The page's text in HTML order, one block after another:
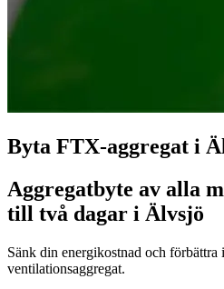
Byta FTX-aggregat i
Aggregatbyte av alla
till två dagar i Älvsjö
Sänk din energikostnad och
ventilationsaggregat.